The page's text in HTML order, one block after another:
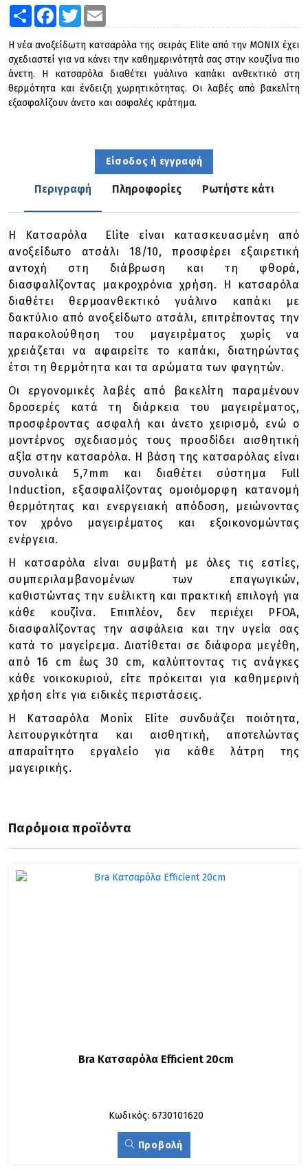
Share Facebook
Twitter
Η νέα ανοξείδωτη κατσαρόλα της σειράς Elite από την MONIX έχει
σχεδιαστεί για να κάνει την καθημερινότητά σας στην κουζίνα πιο
άνετη. Η κατσαρόλα διαθέτει γυάλινο καπάκι ανθεκτικό στη
θερμότητα και ένδειξη χωρητικότητας. Οι λαβές από βακελίτη
εξασφαλίζουν άνετο και ασφαλές κράτημα.
Είσοδος ή εγγραφή
Περιγραφή Πληροφορίες Ρωτήστε κάτι
Η Κατσαρόλα Elite είναι κατασκευασμένη από
ανοξείδωτο ατσάλι 18/10, προσφέρει εξαιρετική
αντοχή στη διάβρωση και τη φθορά,
διασφαλίζοντας μακροχρόνια χρήση. Η κατσαρόλα
διαθέτει θερμοανθεκτικό γυάλινο καπάκι με
δακτύλιο από ανοξείδωτο ατσάλι, επιτρέποντας την
παρακολούθηση του μαγειρέματος χωρίς να
χρειάζεται να αφαιρείτε το καπάκι, διατηρώντας
έτσι τη θερμότητα και τα αρώματα των φαγητών.
Οι εργονομικές λαβές από βακελίτη παραμένουν
δροσερές κατά τη διάρκεια του μαγειρέματος,
προσφέροντας ασφαλή και άνετο χειρισμό, ενώ ο
μοντέρνος σχεδιασμός τους προσδίδει αισθητική
αξία στην κατσαρόλα. Η βάση της κατσαρόλας είναι
συνολικά 5,7mm και διαθέτει σύστημα Full
Induction, εξασφαλίζοντας ομοιόμορφη κατανομή
θερμότητας και ενεργειακή απόδοση, μειώνοντας
τον χρόνο μαγειρέματος και εξοικονομώντας
ενέργεια.
Η κατσαρόλα είναι συμβατή με όλες τις εστίες,
συμπεριλαμβανομένων των επαγωγικών,
καθιστώντας την ευέλικτη και πρακτική επιλογή για
κάθε κουζίνα. Επιπλέον, δεν περιέχει PFOA,
διασφαλίζοντας την ασφάλεια και την υγεία σας
κατά το μαγείρεμα. Διατίθεται σε διάφορα μεγέθη,
από 16 cm έως 30 cm, καλύπτοντας τις ανάγκες
κάθε νοικοκυριού, είτε πρόκειται για καθημερινή
χρήση είτε για ειδικές περιστάσεις.
Η Κατσαρόλα Monix Elite συνδυάζει ποιότητα,
λειτουργικότητα και αισθητική, αποτελώντας
απαραίτητο εργαλείο για κάθε λάτρη της
μαγειρικής.
Παρόμοια προϊόντα
Bra Κατσαρόλα Efficient 20cm
Κωδικός: 6730101620
Προβολή